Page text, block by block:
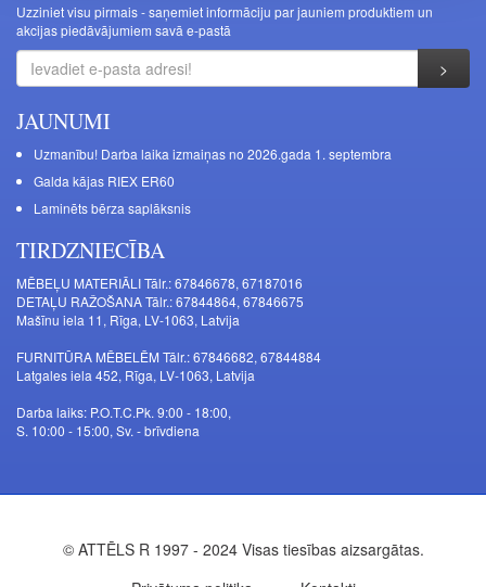
Uzziniet visu pirmais - saņemiet informāciju par jauniem produktiem un
akcijas piedāvājumiem savā e-pastā
JAUNUMI
Uzmanību! Darba laika izmaiņas no 2026.gada 1. septembra
Galda kājas RIEX ER60
Laminēts bērza saplāksnis
TIRDZNIECĪBA
MĒBEĻU MATERIĀLI Tālr.: 67846678, 67187016
DETAĻU RAŽOŠANA Tālr.: 67844864, 67846675
Mašīnu iela 11, Rīga, LV-1063, Latvija
FURNITŪRA MĒBELĒM Tālr.: 67846682, 67844884
Latgales iela 452, Rīga, LV-1063, Latvija
Darba laiks: P.O.T.C.Pk. 9:00 - 18:00,
S. 10:00 - 15:00, Sv. - brīvdiena
© ATTĒLS R 1997 - 2024 Visas tiesības aizsargātas.